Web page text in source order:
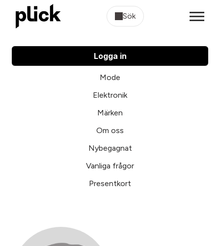
Sök
Logga in
Mode
Elektronik
Märken
Om oss
Nybegagnat
Vanliga frågor
Presentkort